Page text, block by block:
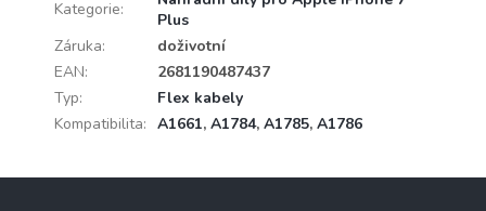
Kategorie:
Plus
Záruka:
doživotní
EAN:
2681190487437
Typ:
Flex kabely
Kompatibilita: A1661, A1784, A1785, A1786